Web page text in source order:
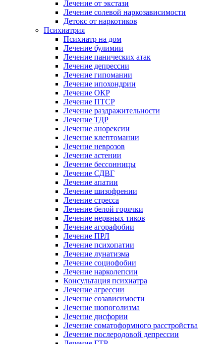
Лечение от экстази
Лечение солевой наркозависимости
Детокс от наркотиков
Психиатрия
Психиатр на дом
Лечение булимии
Лечение панических атак
Лечение депрессии
Лечение гипомании
Лечение ипохондрии
Лечение ОКР
Лечение ПТСР
Лечение раздражительности
Лечение ТДР
Лечение анорексии
Лечение клептомании
Лечение неврозов
Лечение астении
Лечение бессонницы
Лечение СДВГ
Лечение апатии
Лечение шизофрении
Лечение стресса
Лечение белой горячки
Лечение нервных тиков
Лечение агорафобии
Лечение ПРЛ
Лечение психопатии
Лечение лунатизма
Лечение социофобии
Лечение нарколепсии
Консультация психиатра
Лечение агрессии
Лечение созависимости
Лечение шопоголизма
Лечение дисфории
Лечение соматоформного расстройства
Лечение послеродовой депрессии